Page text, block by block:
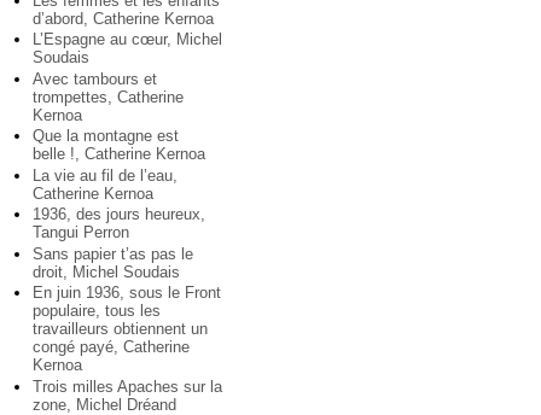
d’abord, Catherine Kernoa
L’Espagne au cœur, Michel
Soudais
Avec tambours et
trompettes, Catherine
Kernoa
Que la montagne est
belle !, Catherine Kernoa
La vie au fil de l’eau,
Catherine Kernoa
1936, des jours heureux,
Tangui Perron
Sans papier t’as pas le
droit, Michel Soudais
En juin 1936, sous le Front
populaire, tous les
travailleurs obtiennent un
congé payé, Catherine
Kernoa
Trois milles Apaches sur la
zone, Michel Dréand